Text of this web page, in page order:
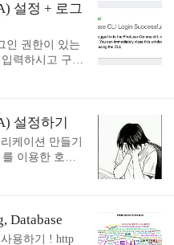
status: data.statu
data.videoNam
의 데이터 목록
시할 때마다 데
)를 생성합니다.
설정 + 로그
인 권한이 있는
력하시고 구글
래와같은 페이
publi
트가 dist 에 저
deploy 무
서비스 워커란?
동하며, 웹페이
설정하기
케이션 만들기
를 이용한 호스
Firebase Setti
하려면 까다롭
고 적혀있는데,
Database
사용하기 ! http